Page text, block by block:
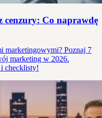
cenzury: Co naprawdę
marketingowymi? Poznaj 7
marketing w 2026.
i checklisty!